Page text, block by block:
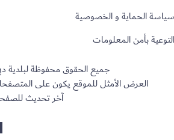
سياسة الحماية و الخصوصية
التوعية بأمن المعلومات
جميع الحقوق محفوظة لبلدية دبي © 2026 تشرف بلدية دبي على
العرض الأمثل للموقع يكون على
آخر تحديث